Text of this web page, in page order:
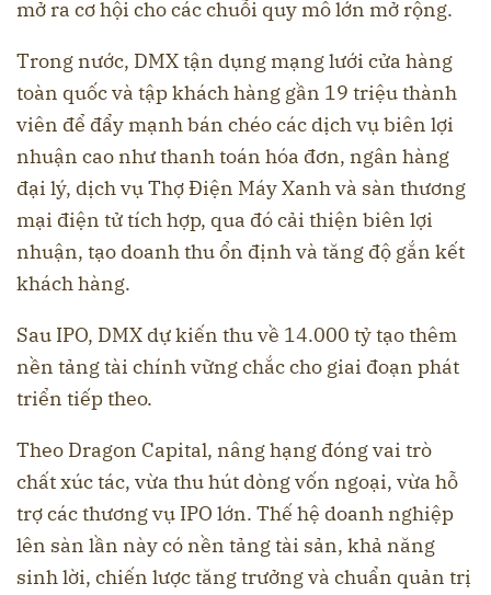
mở ra cơ hội cho các chuỗi quy mô lớn mở rộng.
Trong nước, DMX tận dụng mạng lưới cửa hàng
toàn quốc và tập khách hàng gần 19 triệu thành
viên để đẩy mạnh bán chéo các dịch vụ biên lợi
nhuận cao như thanh toán hóa đơn, ngân hàng
đại lý, dịch vụ Thợ Điện Máy Xanh và sàn thương
mại điện tử tích hợp, qua đó cải thiện biên lợi
nhuận, tạo doanh thu ổn định và tăng độ gắn kết
khách hàng.
Sau IPO, DMX dự kiến thu về 14.000 tỷ tạo thêm
nền tảng tài chính vững chắc cho giai đoạn phát
triển tiếp theo.
Theo Dragon Capital, nâng hạng đóng vai trò
chất xúc tác, vừa thu hút dòng vốn ngoại, vừa hỗ
trợ các thương vụ IPO lớn. Thế hệ doanh nghiệp
lên sàn lần này có nền tảng tài sản, khả năng
sinh lời, chiến lược tăng trưởng và chuẩn quản trị